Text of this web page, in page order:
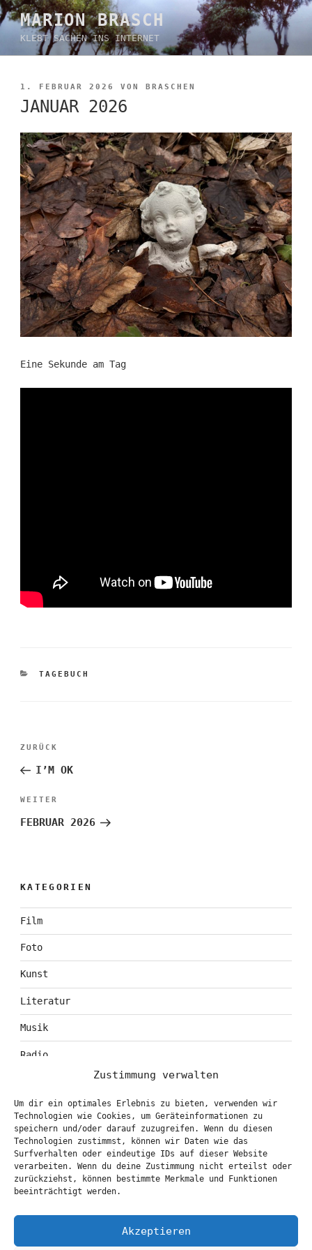
Zustimmung verwalten
Um dir ein optimales Erlebnis zu bieten, verwenden wir
Technologien wie Cookies, um Geräteinformationen zu
speichern und/oder darauf zuzugreifen. Wenn du diesen
Technologien zustimmst, können wir Daten wie das
Surfverhalten oder eindeutige IDs auf dieser Website
verarbeiten. Wenn du deine Zustimmung nicht erteilst oder
zurückziehst, können bestimmte Merkmale und Funktionen
beeinträchtigt werden.
Akzeptieren
Zum
Inhalt
springen
MARION BRASCH
KLEBT SACHEN INS INTERNET
VERÖFFENTLICHT
AM
1. FEBRUAR 2026 VON BRASCHEN
JANUAR 2026
Eine Sekunde am Tag
KATEGORIEN
TAGEBUCH
Beitragsnavigation
Vorheriger
Beitrag
ZURÜCK
I’M OK
Nächster
Beitrag
WEITER
FEBRUAR 2026
KATEGORIEN
Film
Foto
Kunst
Literatur
Musik
Radio
Theater
KONTAKT & BOOKING
info@marionbrasch.de